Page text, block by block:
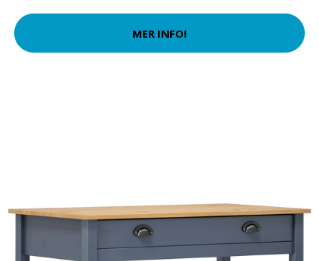
MER INFO!